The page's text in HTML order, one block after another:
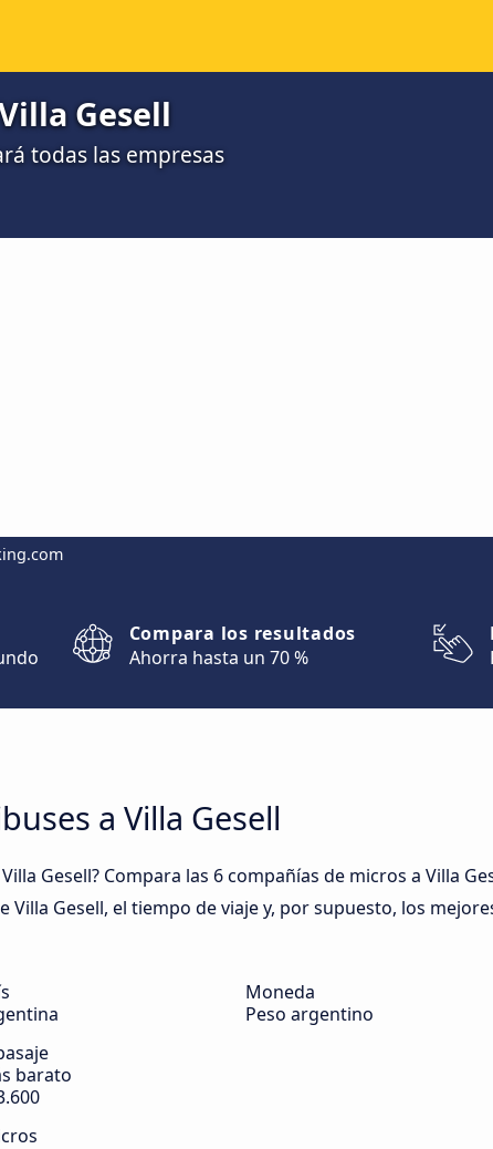
Gesell
todas las empresas
Compara los resultados
Ahorra hasta un 70 %
a Villa Gesell
Gesell? Compara las 6 compañías de micros a Villa
Villa Gesell, el tiempo de viaje y, por supuesto, los
Moneda
Peso argentino
barato